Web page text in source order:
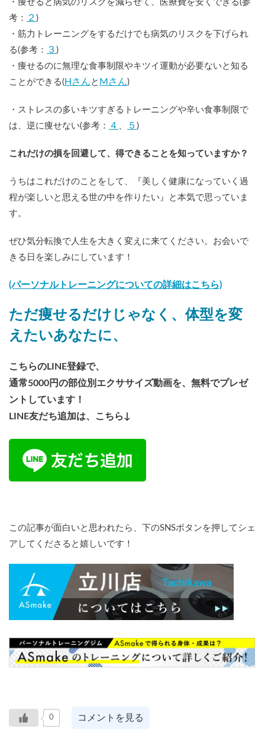
・痩せると病気のリスクを減らせて、医療費を安くできる(参
考：
２ )
・筋力トレーニングをするだけでも病気のリスクを下げられ
る(参考：
３ )
・痩せるのに無理な食事制限やキツイ運動が必要ないと知る
ことができる( Hさん と Mさん)
・ストレスの多いキツすぎるトレーニングや辛い食事制限で
は、逆に痩せない(参考： ４ ５ )
これだけの損を回避して、得できることを知っていますか？
うちはこれだけのことをして、『美しく健康になっていく過
程が楽しいと思える世の中を作りたい』と本気で思っていま
す。
ぜひ気分転換で人生を大きく変えに来てください。お会いで
きる日を楽しみにしています！
(パーソナルトレーニングについての詳細はこちら)
ただ痩せるだけじゃなく、体型を変
えたいあなたに、
こちらのLINE登録で、
通常5000円の部位別エクササイズ動画を、無料でプレゼ
ントしています！
LINE友だち追加は、こちら↓
この記事が面白いと思われたら、下のSNSボタンを押してシェ
アしてくださると嬉しいです！
0 コメントを見る